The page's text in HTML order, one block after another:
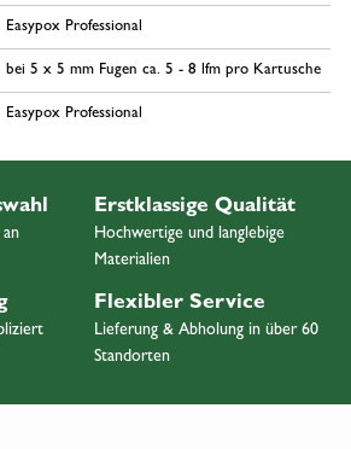
Easypox Professional
bei 5 x 5 mm Fugen ca. 5 - 8 lfm pro Kartusche
Easypox Professional
Erstklassige Qualität
Hochwertige und langlebige
Materialien
Flexibler Service
Lieferung & Abholung in über 60
Standorten